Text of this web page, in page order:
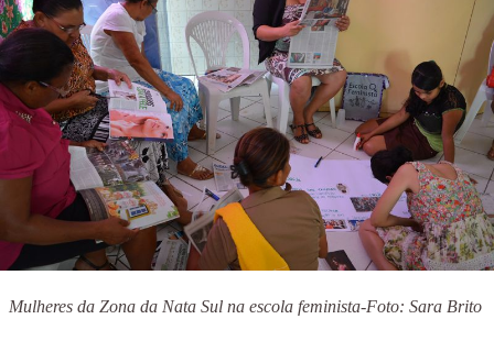
Mulheres da Zona da Nata Sul na escola feminista-Foto: Sara Brito